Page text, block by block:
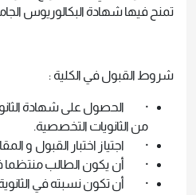
تمنح فيها شهادة البكالوريوس
شروط القبول في الكلية :
· الحصول على شهادة الثانوية
من الثانويات التخصصية.
· اجتياز اختبار القبول و
· أن يكون الطالب منتظما
· أن تكون نسبته في